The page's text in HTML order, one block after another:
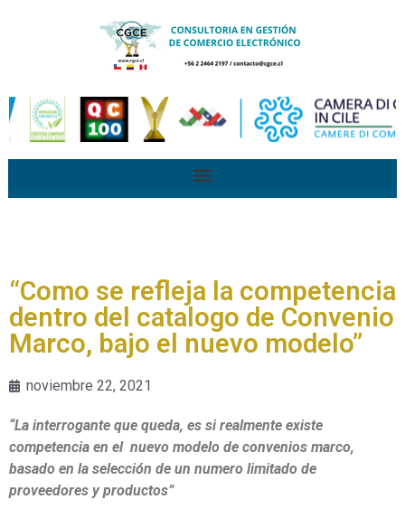
“Como se refleja la competencia
dentro del catalogo de Convenio
Marco, bajo el nuevo modelo”
noviembre 22, 2021
“La interrogante que queda, es si realmente existe
competencia en el nuevo modelo de convenios marco,
basado en la selección de un numero limitado de
proveedores y productos”